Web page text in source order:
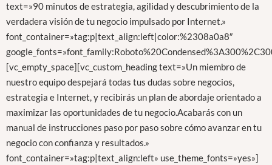
text=»90 minutos de estrategia, agilidad y descubrimiento de la
verdadera visión de tu negocio impulsado por Internet.»
font_container=»tag:p|text_align:left|color:%2308a0a8″
[vc_empty_space][vc_custom_heading text=»Un miembro de
nuestro equipo despejará todas tus dudas sobre negocios,
estrategia e Internet, y recibirás un plan de abordaje orientado a
maximizar las oportunidades de tu negocio.Acabarás con un
manual de instrucciones paso por paso sobre cómo avanzar en tu
negocio con confianza y resultados.»
font_container=»tag:p|text_align:left» use_theme_fonts=»yes»]